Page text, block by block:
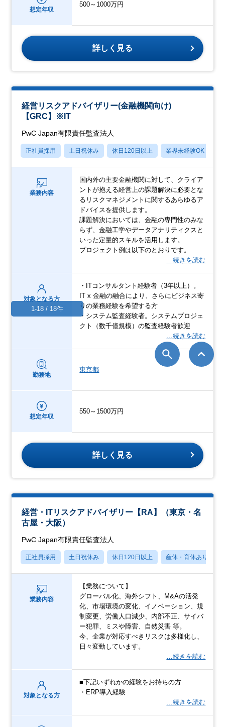
想定年収
500～1000万円
詳しく見る
経営リスクアドバイザリー(金融機関向け)
【GRC】※IT
PwC Japan有限責任監査法人
正社員採用 土日祝休み 休日120日以上 業界未経験OK
業務内容
国内外の主要金融機関に対して、クライア
ントが抱える経営上の課題解決に必要とな
るリスクマネジメントに関するあらゆるア
ドバイスを提供します。
課題解決においては、金融の専門性のみな
らず、金融工学やデータアナリティクスと
いった定量的スキルを活用します。
プロジェクト例は以下のとおりです。
…続きを読む
対象となる方
・ITコンサルタント経験者（3年以上）。
IT x 金融の融合により、さらにビジネス寄
りの業務経験を希望する方
・システム監査経験者。システムプロジェ
クト（数千億規模）の監査経験者歓迎
…続きを読む
勤務地
東京都
想定年収
550～1500万円
詳しく見る
経営・ITリスクアドバイザリー【RA】（東京・名
古屋・大阪）
PwC Japan有限責任監査法人
正社員採用 土日祝休み 休日120日以上 産休・育休あり
業務内容
【業務について】
グローバル化、海外シフト、M&Aの活発
化、市場環境の変化、イノベーション、規
制変更、労働人口減少、内部不正、サイバ
ー犯罪、ミスや障害、自然災害 等。
今、企業が対応すべきリスクは多様化し、
日々変動しています。
…続きを読む
対象となる方
■下記いずれかの経験をお持ちの方
・ERP導入経験
…続きを読む
1-18 / 18件